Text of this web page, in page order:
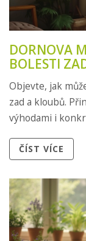
DORNOVA
BOLESTI
CESTOU
Objevte, jak
zad a kloubů.
výhodami i
ČÍST VÍCE